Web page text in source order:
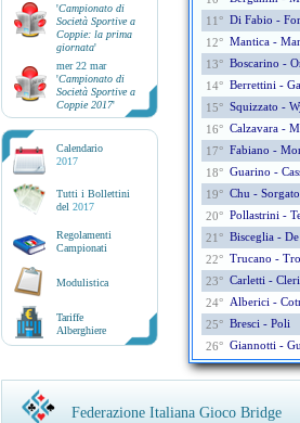
'Campionato di
Società Sportive a
Coppie: la prima
giornata'
mer 22 mar
'Campionato di
Società Sportive a
Coppie 2017'
Calendario
2017
Tutti i Bollettini
del 2017
Regolamenti
Campionati
Modulistica
Tariffe
Alberghiere
11° Di Fabio -
12° Mantica -
13° Boscarino -
14° Berrettini -
15° Squizzato -
16° Calzavara -
17° Fabiano -
18° Guarino -
19° Chu - Sorgato
20° Pollastrini -
21° Bisceglia -
22° Trucano -
23° Carletti -
24° Alberici -
25° Bresci - Poli
26° Giannotti -
Federazione Italiana Gioco Bridge